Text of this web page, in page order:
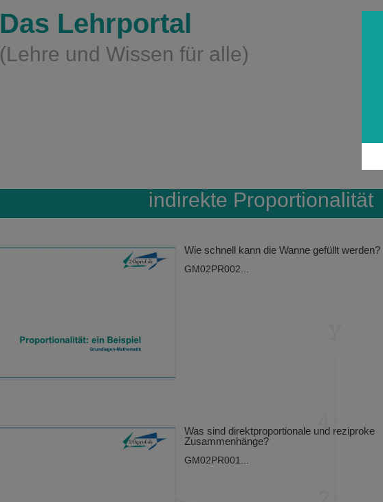
Das Lehrportal
(Lehre und Wissen für alle)
indirekte Proportionalität
Wie schnell kann die Wanne gefüllt werden?
GM02PR002...
Was sind direktproportionale und reziproke
Zusammenhänge?
GM02PR001...